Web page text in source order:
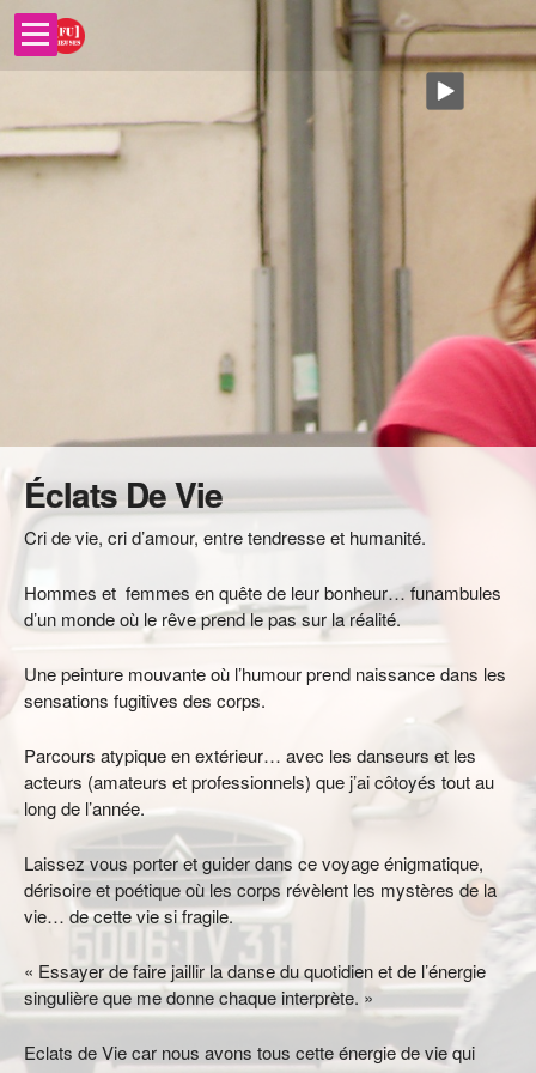
Éclats De Vie
Cri de vie, cri d’amour, entre tendresse et humanité.
Hommes et femmes en quête de leur bonheur… funambules
d’un monde où le rêve prend le pas sur la réalité.
Une peinture mouvante où l’humour prend naissance dans les
sensations fugitives des corps.
Parcours atypique en extérieur… avec les danseurs et les
acteurs (amateurs et professionnels) que j’ai côtoyés tout au
long de l’année.
Laissez vous porter et guider dans ce voyage énigmatique,
dérisoire et poétique où les corps révèlent les mystères de la
vie… de cette vie si fragile.
« Essayer de faire jaillir la danse du quotidien et de l’énergie
singulière que me donne chaque interprète. »
Eclats de Vie car nous avons tous cette énergie de vie qui